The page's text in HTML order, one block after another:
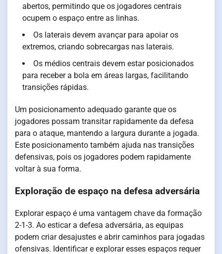
abertos, permitindo que os jogadores centrais
ocupem o espaço entre as linhas.
Os laterais devem avançar para apoiar os
extremos, criando sobrecargas nas laterais.
Os médios centrais devem estar posicionados
para receber a bola em áreas largas, facilitando
transições rápidas.
Um posicionamento adequado garante que os
jogadores possam transitar rapidamente da defesa
para o ataque, mantendo a largura durante a jogada.
Este posicionamento também ajuda nas transições
defensivas, pois os jogadores podem rapidamente
voltar à sua forma.
Exploração de espaço na defesa adversária
Explorar espaço é uma vantagem chave da formação
2-1-3. Ao esticar a defesa adversária, as equipas
podem criar desajustes e abrir caminhos para jogadas
ofensivas. Identificar e explorar esses espaços requer